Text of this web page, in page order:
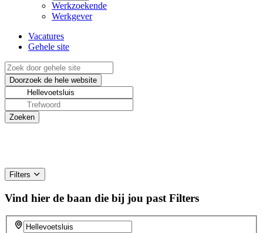
Werkzoekende
Werkgever
Vacatures
Gehele site
Filters
Vind hier de baan die bij jou past Filters